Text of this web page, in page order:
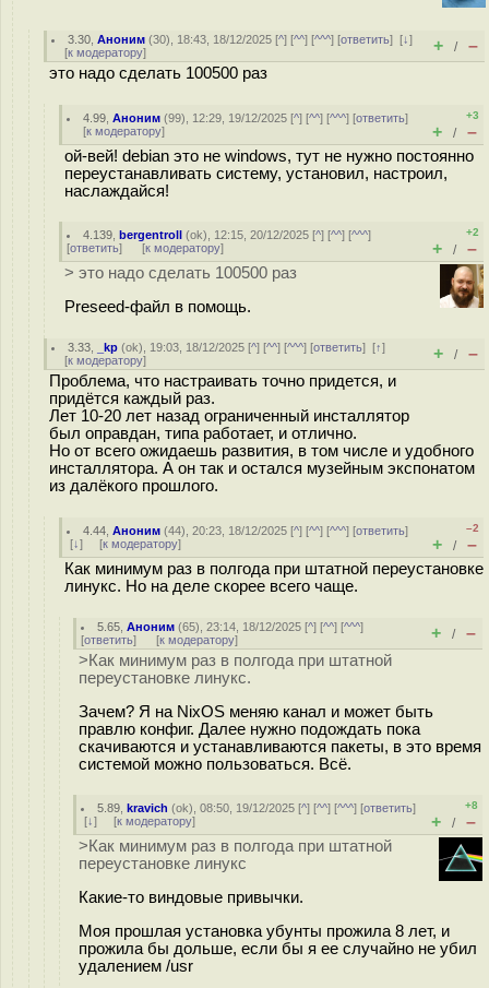
3.30 ,Аноним (30), 18:43, 18/12/2025 [^] [^^] [^^^] [ответить][↓]
[к модератору] + / –
это надо сделать 100500 раз
4.99 ,Аноним (99), 12:29, 19/12/2025 [^] [^^] [^^^] [ответить]
[к модератору]
+3
+ / –
ой-вей! debian это не windows, тут не нужно постоянно
переустанавливать систему, установил, настроил,
наслаждайся!
4.139 ,bergentroll (ok), 12:15, 20/12/2025 [^] [^^] [^^^]
[ответить] [к модератору]
+2
+ / –
> это надо сделать 100500 раз
Preseed-файл в помощь.
3.33 _kp (ok), 19:03, 18/12/2025 [^] [^^] [^^^] [ответить][↑]
[к модератору] + / –
Проблема, что настраивать точно придется, и
придётся каждый раз.
Лет 10-20 лет назад ограниченный инсталлятор
был оправдан, типа работает, и отлично.
Но от всего ожидаешь развития, в том числе и удобного
инсталлятора. А он так и остался музейным экспонатом
из далёкого прошлого.
4.44 ,Аноним (44), 20:23, 18/12/2025 [^] [^^] [^^^] [ответить]
[↓] [к модератору]
–2
+ / –
Как минимум раз в полгода при штатной переустановке
линукс. Но на деле скорее всего чаще.
5.65 ,Аноним (65), 23:14, 18/12/2025 [^] [^^] [^^^]
[ответить] [к модератору] + / –
>Как минимум раз в полгода при штатной
переустановке линукс.
Зачем? Я на NixOS меняю канал и может быть
правлю конфиг. Далее нужно подождать пока
скачиваются и устанавливаются пакеты, в это время
системой можно пользоваться. Всё.
5.89 ,kravich (ok), 08:50, 19/12/2025 [^] [^^] [^^^] [ответить]
[↓] [к модератору]
+8
+ / –
>Как минимум раз в полгода при штатной
переустановке линукс
Какие-то виндовые привычки.
Моя прошлая установка убунты прожила 8 лет, и
прожила бы дольше, если бы я ее случайно не убил
удалением /usr